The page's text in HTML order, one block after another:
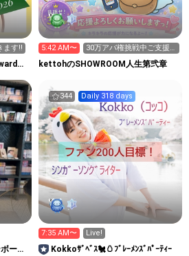
ます‼️ 5:42 AM〜
30万アバ権挑戦中ご支援
お願い致します(>人<;)
kettohのSHOWROOM人生第弐章
ーイ
344 Daily 318 days
7:35 AM〜 Live!
Kokkoｻﾞﾍﾞｽ🐔🥚ﾌﾞﾚｰﾒﾝｽﾞﾊﾟｰﾃｨｰ